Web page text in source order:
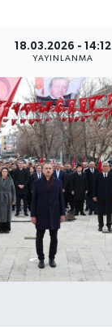
18.03.2026 - 14:12
YAYINLANMA